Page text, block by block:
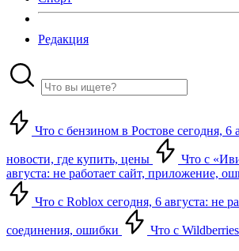
Редакция
Что с бензином в Ростове сегодня, 6
новости, где купить, цены
Что с
августа: не работает сайт, приложение,
Что с Roblox сегодня, 6 августа: не
соединения, ошибки Что с